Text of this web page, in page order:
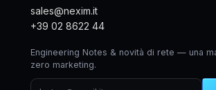
sales@nexim.it
+39 02 8622 44
Engineering Notes & novità di rete — una
zero marketing.